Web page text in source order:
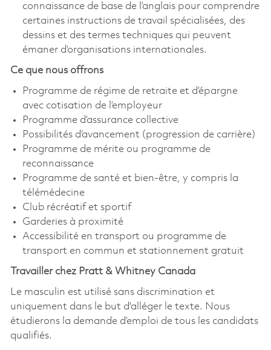
connaissance de base de l’anglais pour comprendre
certaines instructions de travail spécialisées, des
dessins et des termes techniques qui peuvent
émaner d’organisations internationales.
Ce que nous offrons
Programme de régime de retraite et d’épargne
avec cotisation de l’employeur
Programme d’assurance collective
Possibilités d’avancement (progression de carrière)
Programme de mérite ou programme de
reconnaissance
Programme de santé et bien-être, y compris la
télémédecine
Club récréatif et sportif
Garderies à proximité
Accessibilité en transport ou programme de
transport en commun et stationnement gratuit
Travailler chez Pratt & Whitney Canada
Le masculin est utilisé sans discrimination et
uniquement dans le but d'alléger le texte. Nous
étudierons la demande d’emploi de tous les candidats
qualifiés.